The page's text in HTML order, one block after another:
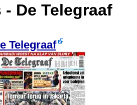
- De Telegraaf
Telegraaf